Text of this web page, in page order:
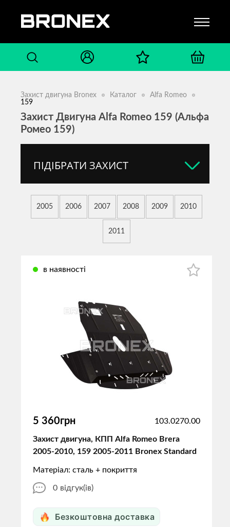
Захист двигуна Bronex Каталог
Alfa Romeo
159
Захист Двигуна Alfa Romeo 159 (Альфа
Ромео 159)
ПІДІБРАТИ ЗАХИСТ
2005 2006 2007 2008 2009 2010
2011
в наявності
5 360грн 103.0270.00
Захист двигуна, КПП Alfa Romeo Brera
2005-2010, 159 2005-2011 Bronex Standard
Матеріал: сталь + покриття
0 відгук(ів)
Безкоштовна доставка